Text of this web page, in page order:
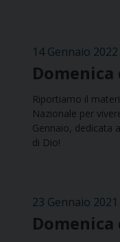
14 Gennaio 2022
Domenica
Riportiamo il
Nazionale per
Gennaio, dedicata
di Dio!
23 Gennaio 2021